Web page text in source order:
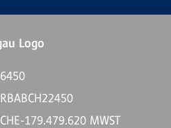
6450
RBABCH22450
CHE-179.479.620 MWST